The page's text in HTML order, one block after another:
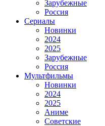
Зарубежные
Россия
Сериалы
Новинки
2024
2025
Зарубежные
Россия
Мультфильмы
Новинки
2024
2025
Аниме
Советские